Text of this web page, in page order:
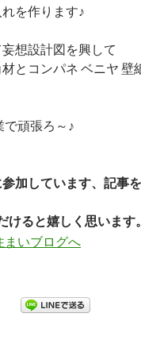
を作ります♪
妄想設計図を興して
とコンパネ ベニヤ 壁
で頑張ろ～♪
加しています、記事
けると嬉しく思います。